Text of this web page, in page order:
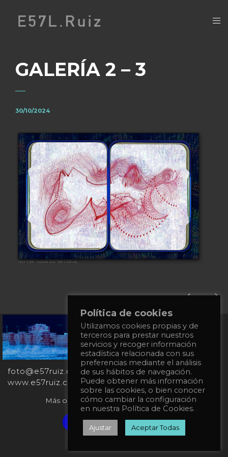
GALERÍA 2 – 3
30/10/2024
+34
651
862
863
foto@e57ruiz.com
www.e57ruiz.com
Más obras en la galería virtual Singulart:
Verified artist on Singulart
Política de cookies
Utilizamos cookies propias y de
terceros para prestar nuestros
servicios y recoger información
estadística relacionada con sus
preferencias mediante el análisis
de sus hábitos de navegación.
Puede obtener más información
sobre las cookies, o bien conocer
cómo cambiar la configuración
en nuestra Política de Cookies.
Ajustar Aceptar Todas